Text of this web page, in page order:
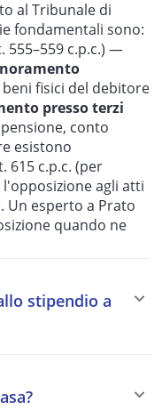
al Tribunale di
fondamentali sono:
555–559 c.p.c.) —
fisici del debitore
presso terzi
conto
esistono
615 c.p.c. (per
agli atti
Un esperto a Prato
quando ne
stipendio a
scendono a un